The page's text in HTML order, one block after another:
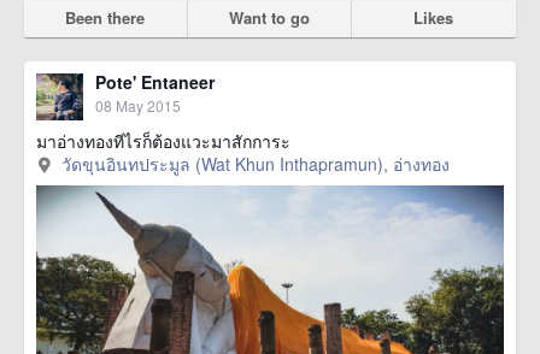
Been there Want to go Likes
Pote' Entaneer
08 May 2015
มาอ่างทองทีไรก็ต้องแวะมาสักการะ
วัดขุนอินทประมูล (Wat Khun Inthapramun), อ่างทอง